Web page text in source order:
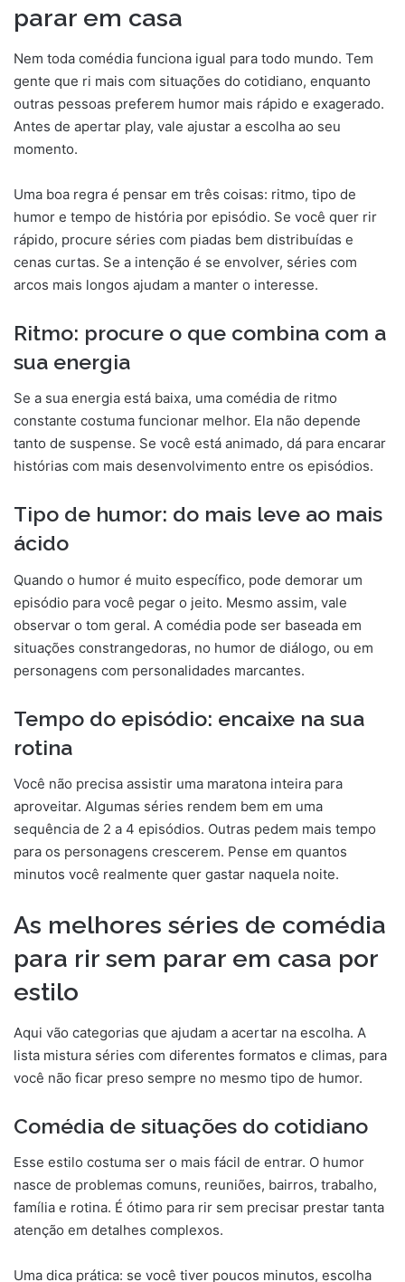
parar em casa
Nem toda comédia funciona igual para todo mundo. Tem
gente que ri mais com situações do cotidiano, enquanto
outras pessoas preferem humor mais rápido e exagerado.
Antes de apertar play, vale ajustar a escolha ao seu
momento.
Uma boa regra é pensar em três coisas: ritmo, tipo de
humor e tempo de história por episódio. Se você quer rir
rápido, procure séries com piadas bem distribuídas e
cenas curtas. Se a intenção é se envolver, séries com
arcos mais longos ajudam a manter o interesse.
Ritmo: procure o que combina com a
sua energia
Se a sua energia está baixa, uma comédia de ritmo
constante costuma funcionar melhor. Ela não depende
tanto de suspense. Se você está animado, dá para encarar
histórias com mais desenvolvimento entre os episódios.
Tipo de humor: do mais leve ao mais
ácido
Quando o humor é muito específico, pode demorar um
episódio para você pegar o jeito. Mesmo assim, vale
observar o tom geral. A comédia pode ser baseada em
situações constrangedoras, no humor de diálogo, ou em
personagens com personalidades marcantes.
Tempo do episódio: encaixe na sua
rotina
Você não precisa assistir uma maratona inteira para
aproveitar. Algumas séries rendem bem em uma
sequência de 2 a 4 episódios. Outras pedem mais tempo
para os personagens crescerem. Pense em quantos
minutos você realmente quer gastar naquela noite.
As melhores séries de comédia
para rir sem parar em casa por
estilo
Aqui vão categorias que ajudam a acertar na escolha. A
lista mistura séries com diferentes formatos e climas, para
você não ficar preso sempre no mesmo tipo de humor.
Comédia de situações do cotidiano
Esse estilo costuma ser o mais fácil de entrar. O humor
nasce de problemas comuns, reuniões, bairros, trabalho,
família e rotina. É ótimo para rir sem precisar prestar tanta
atenção em detalhes complexos.
Uma dica prática: se você tiver poucos minutos, escolha